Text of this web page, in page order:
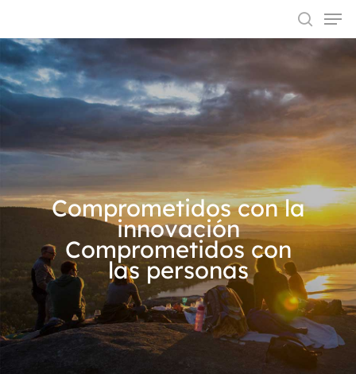
Hit enter to search or ESC to close
Comprometidos con la
innovación
Comprometidos con
las personas